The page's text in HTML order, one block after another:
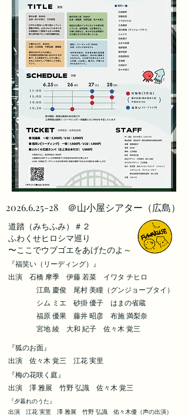
2026.6.25-28 ＠山小屋シアター（広島）
​道踏（みちふみ）＃２
ふわくせヒロシマ巡り
〜ここでウブゴエをあげたのよ～
​『福笑い（リーディング）』
出演 石橋 摩季 伊藤 若菜 イワタ チヒロ
江島 慶俊 尾村 美瞳（グンジョーブタイ）
シム ミエ 砂掛 優子 はまの省蔵
福原 優果 藤井 昭彦 布施 満梨奈
​ 宮地 綾 大和 紀子 佐々木 覚三
​『狐のお面』
出演 佐々木 覚三 江花 実里
​『梅の花咲く庭』
出演 澤 雅展 竹野 弘識 ​ 佐々木 覚三
​『夕暮れのうた』
出演 江花 実里 澤 雅展 竹野 弘識 佑々木優（声の出演）